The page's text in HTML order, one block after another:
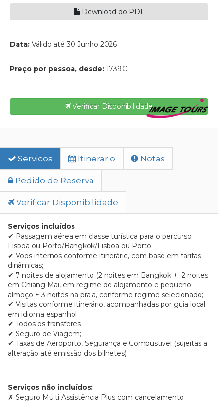
Download do PDF
Data: Válido até 30 Junho 2026
Preço por pessoa, desde: 1739€
Verificar Disponibilidade
Servicos Itinerario Notas
Pedido de Reserva
Verificar Disponibilidade
Serviços incluídos
✔ Passagem aérea em classe turística para o percurso
Lisboa ou Porto/Bangkok/Lisboa ou Porto;
✔ Voos internos conforme itinerário, com base em tarifas
dinâmicas;
✔ 7 noites de alojamento (2 noites em Bangkok + 2 noites
em Chiang Mai, em regime de alojamento e pequeno-
almoço + 3 noites na praia, conforme regime selecionado;
✔ Visitas conforme itinerário, acompanhadas por guia local
em idioma espanhol
✔ Todos os transferes
✔ Seguro de Viagem;
✔ Taxas de Aeroporto, Segurança e Combustível (sujeitas a
alteração até emissão dos bilhetes)
Serviços não incluídos:
✗ Seguro Multi Assistência Plus com cancelamento